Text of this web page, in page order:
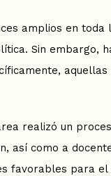
amplios en
Sin embargo,
realizó un
así como a
favorables para el